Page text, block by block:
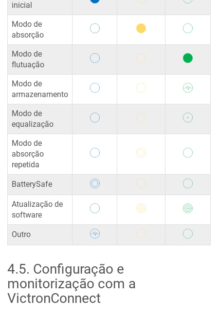
inicial
Modo de
absorção
Modo de
flutuação
Modo de
armazenamento
Modo de
equalização
Modo de
absorção
repetida
BatterySafe
Atualização de
software
Outro
4.5. Configuração e
monitorização com a
VictronConnect